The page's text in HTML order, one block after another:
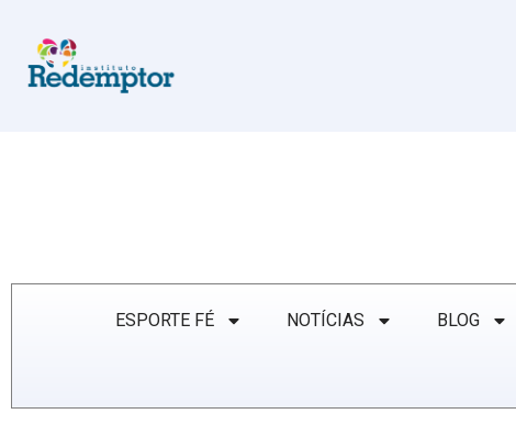
ESPORTE FÉ NOTÍCIAS BLOG